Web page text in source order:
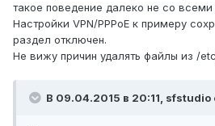
такое поведение далеко не со
Настройки VPN/PPPoE к примеру
раздел отключен.
Не вижу причин удалять файлы из /
В 09.04.2015 в 20:11, sfstudio